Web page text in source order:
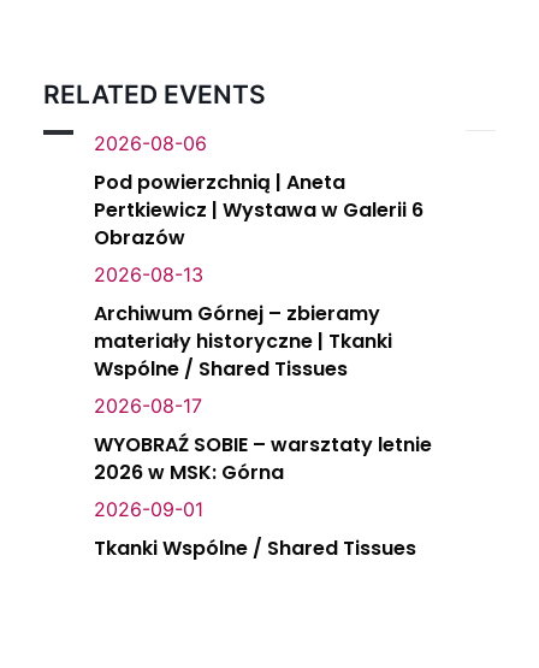
RELATED EVENTS
2026-08-06
Pod powierzchnią | Aneta
Pertkiewicz | Wystawa w Galerii 6
Obrazów
2026-08-13
Archiwum Górnej – zbieramy
materiały historyczne | Tkanki
Wspólne / Shared Tissues
2026-08-17
WYOBRAŹ SOBIE – warsztaty letnie
2026 w MSK: Górna
2026-09-01
Tkanki Wspólne / Shared Tissues